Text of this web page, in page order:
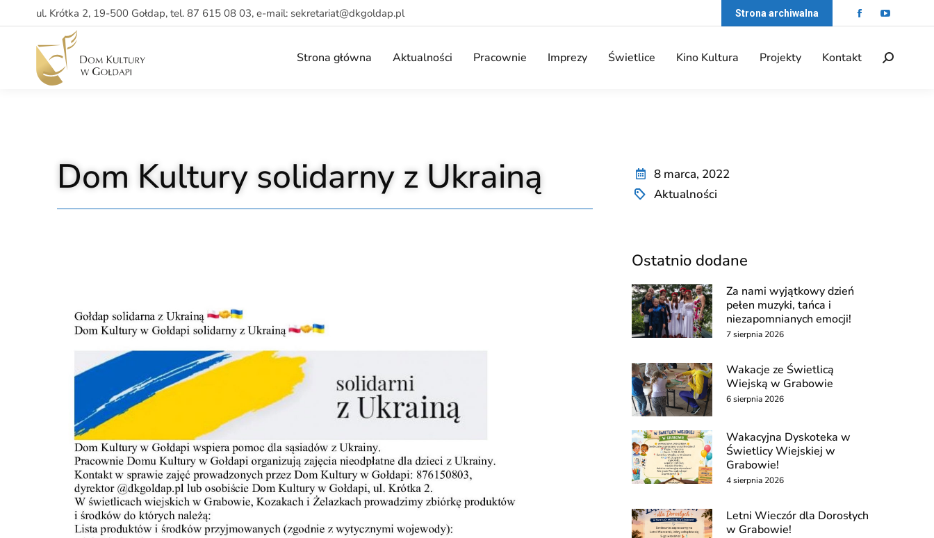
ul. Krótka 2, 19-500 Gołdap, tel. 87 615 08 03, e-mail: sekretariat@dkgoldap.pl Strona archiwalna
Strona główna Aktualności Pracownie Imprezy Świetlice Kino Kultura Projekty Kontakt
Dom Kultury solidarny z Ukrainą
8 marca, 2022
Aktualności
Ostatnio dodane
Za nami wyjątkowy dzień
pełen muzyki, tańca i
niezapomnianych emocji!
7 sierpnia 2026
Wakacje ze Świetlicą
Wiejską w Grabowie
6 sierpnia 2026
Wakacyjna Dyskoteka w
Świetlicy Wiejskiej w
Grabowie!
4 sierpnia 2026
Letni Wieczór dla Dorosłych
w Grabowie!